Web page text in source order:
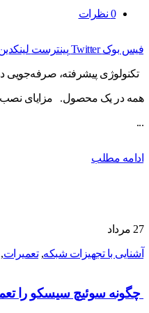
0 نظرات
فیس بوک Twitter پینترست
تکنولوژی پیشرفته،
همه در یک محصول. مزایای نصب
...
ادامه مطلب
27 مرداد
آشنایی با تجهیزات شبکه,تعمیرات
چگونه سوئیچ سیسکو را